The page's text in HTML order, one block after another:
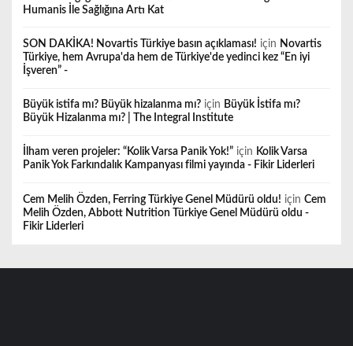
Humanis İle Sağlığına Artı Kat
SON DAKİKA! Novartis Türkiye basın açıklaması! için Novartis
Türkiye, hem Avrupa'da hem de Türkiye'de yedinci kez “En iyi
İşveren” -
Büyük istifa mı? Büyük hizalanma mı? için Büyük İstifa mı?
Büyük Hizalanma mı? | The Integral Institute
İlham veren projeler: “Kolik Varsa Panik Yok!” için Kolik Varsa
Panik Yok Farkındalık Kampanyası filmi yayında - Fikir Liderleri
Cem Melih Özden, Ferring Türkiye Genel Müdürü oldu! için Cem
Melih Özden, Abbott Nutrition Türkiye Genel Müdürü oldu -
Fikir Liderleri